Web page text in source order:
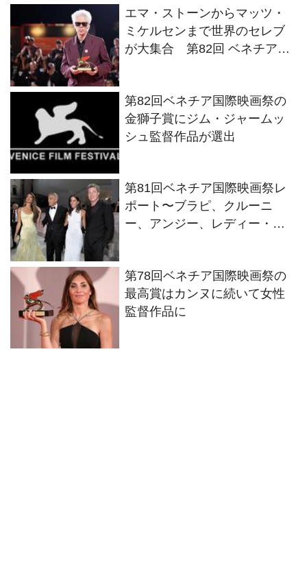
エマ・ストーンからマッツ・
ミケルセンまで世界のセレブ
が大集合 第82回 ベネチア国
第82回ベネチア国際映画祭の
金獅子賞にジム・ジャームッ
シュ監督作品が選出
第81回ベネチア国際映画祭レ
ポート〜ブラピ、クルーニ
ー、アンジー、レディー・ガ
第78回ベネチア国際映画祭の
最高賞はカンヌに続いて女性
監督作品に